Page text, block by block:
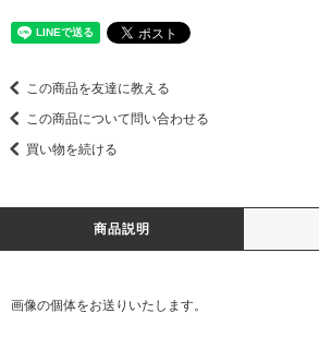
この商品を友達に教える
この商品について問い合わせる
買い物を続ける
商品説明
画像の個体をお送りいたします。